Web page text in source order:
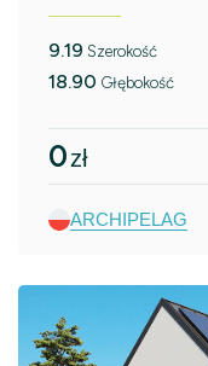
9.19 Szerokość
18.90 Głębokość
0zł
ARCHIPELAG